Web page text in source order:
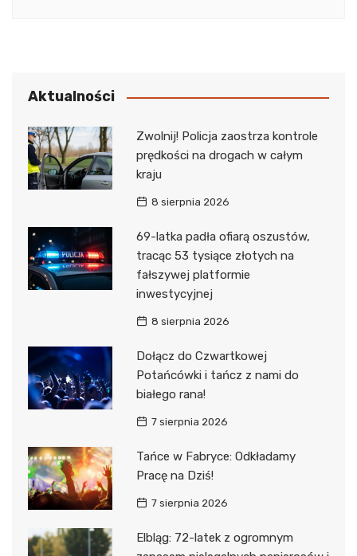
Aktualności
Zwolnij! Policja zaostrza kontrole
prędkości na drogach w całym
kraju
8 sierpnia 2026
69-latka padła ofiarą oszustów,
tracąc 53 tysiące złotych na
fałszywej platformie
inwestycyjnej
8 sierpnia 2026
Dołącz do Czwartkowej
Potańcówki i tańcz z nami do
białego rana!
7 sierpnia 2026
Tańce w Fabryce: Odkładamy
Pracę na Dziś!
7 sierpnia 2026
Elbląg: 72-latek z ogromnym